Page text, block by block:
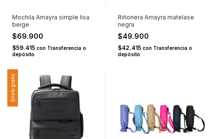
Mochila Amayra simple lisa
beige
$69.900
$59.415 con Transferencia o
depósito
Riñonera Amayra matelase
negra
$49.900
$42.415 con Transferencia o
depósito
Envío gratis